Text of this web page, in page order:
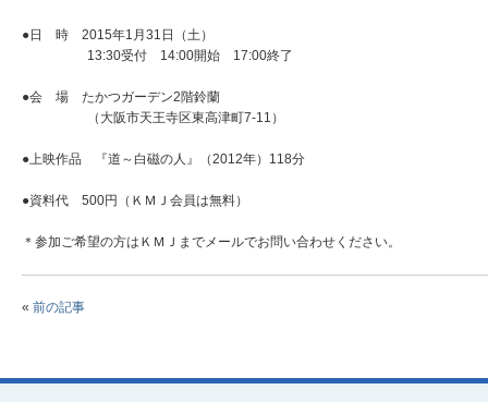
●日 時 2015年1月31日（土）
13:30受付 14:00開始 17:00終了
●会 場 たかつガーデン2階鈴蘭
（大阪市天王寺区東高津町7-11）
●上映作品 『道～白磁の人』（2012年）118分
●資料代 500円（ＫＭＪ会員は無料）
＊参加ご希望の方はＫＭＪまでメールでお問い合わせください。
« 前の記事